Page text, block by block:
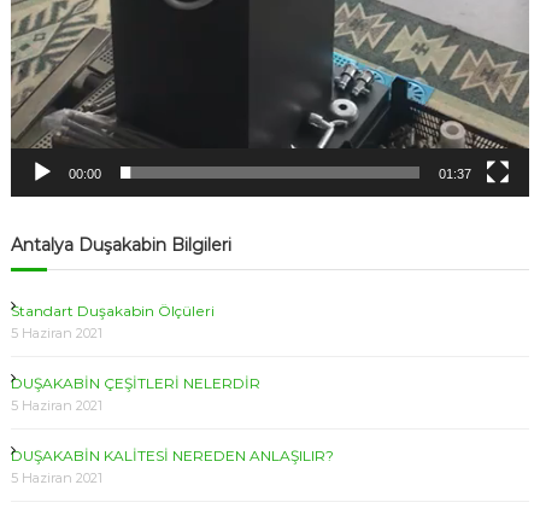
00:00 01:37
Antalya Duşakabin Bilgileri
Standart Duşakabin Ölçüleri
5 Haziran 2021
DUŞAKABİN ÇEŞİTLERİ NELERDİR
5 Haziran 2021
DUŞAKABİN KALİTESİ NEREDEN ANLAŞILIR?
5 Haziran 2021